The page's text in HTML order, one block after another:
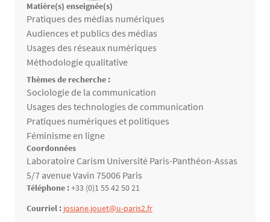
Matière(s) enseignée(s)
Matières enseignées
Pratiques des médias numériques
Audiences et publics des médias
Usages des réseaux numériques
Méthodologie qualitative
Thèmes de recherche :
Thèmes de recherche
Sociologie de la communication
Usages des technologies de communication
Pratiques numériques et politiques
Féminisme en ligne
Coordonnées
Laboratoire Carism Université Paris-Panthéon-Assas
5/7 avenue Vavin 75006 Paris
Téléphone :+33 (0)1 55 42 50 21
Courriel : josiane.jouet@u-paris2.fr